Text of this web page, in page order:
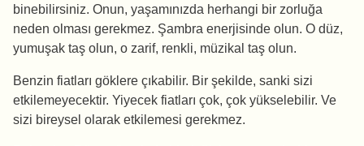
binebilirsiniz. Onun, yaşamınızda herhangi bir zorluğa
neden olması gerekmez. Şambra enerjisinde olun. O düz,
yumuşak taş olun, o zarif, renkli, müzikal taş olun.
Benzin fiatları göklere çıkabilir. Bir şekilde, sanki sizi
etkilemeyecektir. Yiyecek fiatları çok, çok yükselebilir. Ve
sizi bireysel olarak etkilemesi gerekmez.